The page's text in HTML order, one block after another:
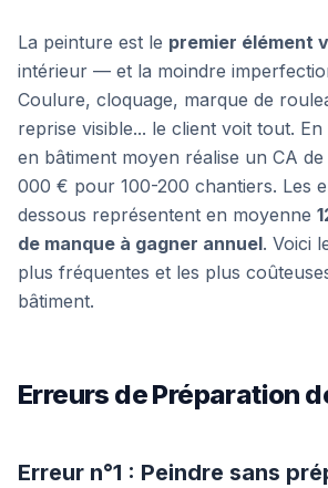
La peinture est le premier élément
intérieur — et la moindre
Coulure, cloquage, marque de
reprise visible... le client voit tout.
en bâtiment moyen réalise un CA
000 € pour 100-200 chantiers. Les
dessous représentent en moyenne
de manque à gagner annuel. Voici
plus fréquentes et les plus
bâtiment.
Erreurs de Préparation
Erreur n°1 : Peindre sans